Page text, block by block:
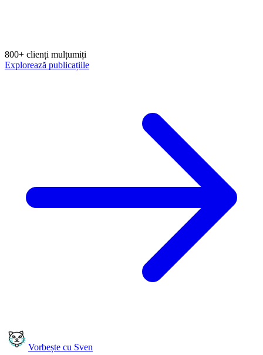
800+ clienți mulțumiți
Explorează publicațiile
Vorbește cu Sven